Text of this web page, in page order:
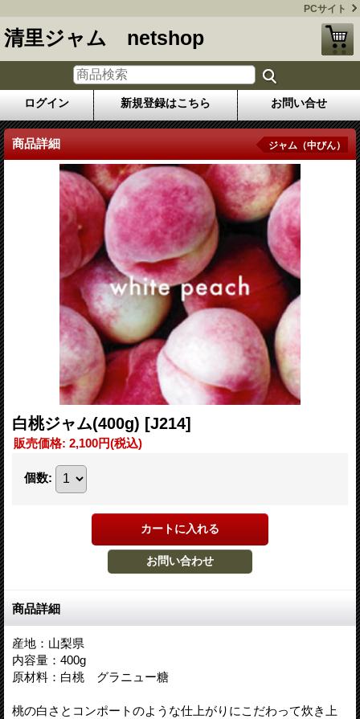
PCサイト
清里ジャム netshop
ログイン 新規登録はこちら お問い合せ
商品詳細 ジャム（中びん）
白桃ジャム(400g) [J214]
販売価格: 2,100円(税込)
個数:
商品詳細
産地：山梨県
内容量：400g
原材料：白桃 グラニュー糖
桃の白さとコンポートのような仕上がりにこだわって炊き上